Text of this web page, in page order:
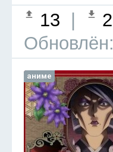
13 2
Обновлён:
аниме